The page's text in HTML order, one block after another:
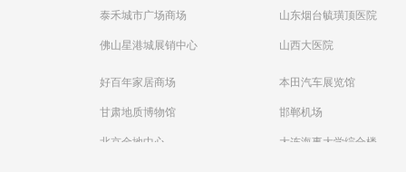
泰禾城市广场商场
佛山星港城展销中心
好百年家居商场
甘肃地质博物馆
北京金地中心
山东烟台毓璜顶医院
山西大医院
本田汽车展览馆
邯郸机场
大连海事大学综合楼